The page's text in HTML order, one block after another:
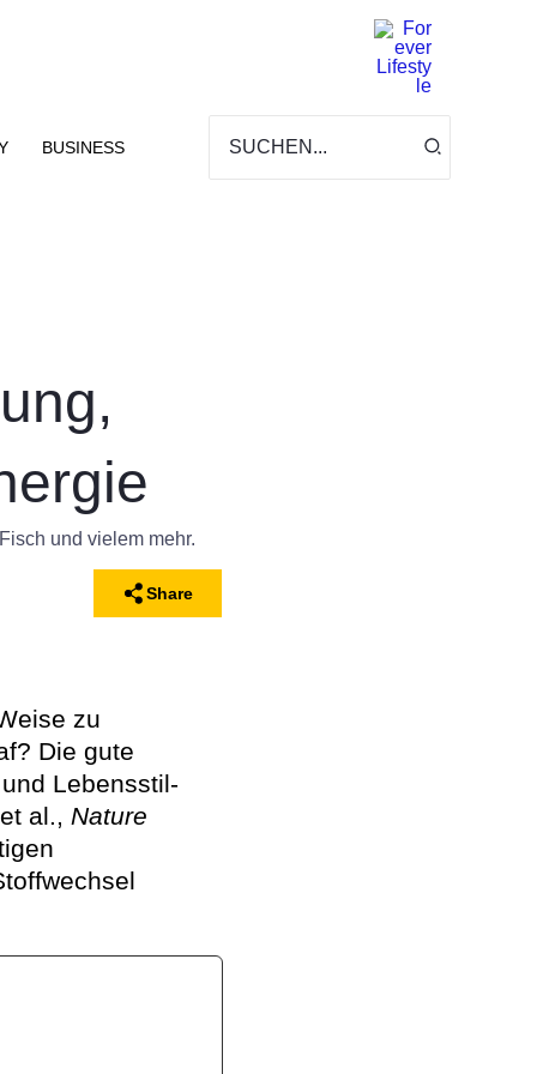
BUSINESS
for:
Share
zu
Die gute
Lebensstil-
al., Nature